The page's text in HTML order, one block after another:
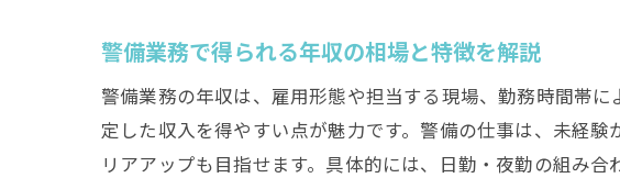
警備会社
福岡
施設
警備業務で得られる年収の相場と特徴を解説
警備業務の年収は、雇用形態や担当する現場、勤務時間帯
定した収入を得やすい点が魅力です。警備の仕事は、未経
リアアップも目指せます。具体的には、日勤・夜勤の組み